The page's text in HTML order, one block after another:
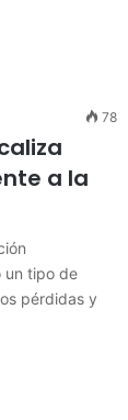
78
a la
un tipo de
pérdidas y